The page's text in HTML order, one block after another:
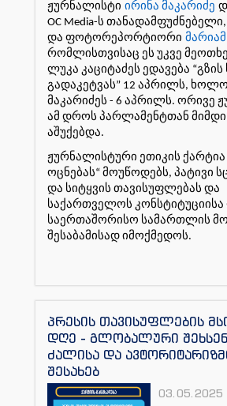
ჟურნალისტი ირინა მაკარიძე
OC Media-ს
და ფოტორეპორტიორი
რომლისთვისაც ეს უკვე მეოთხე
ლუკა კაციტაძეს ედავება
გადაკეტვას” 12 აპრილს,
მაკარიძეს - 6 აპრილს. ორივე
ამ დროს პარლამენტთან
აშუქებდა.
ჟურნალისტური ეთიკის
ოცნებას“ მოუწოდებს, პატივი
და სიტყვის თავისუფლებას და
საქართველოს კონსტიტუციისა
საერთაშორისო სამართლის
შესაბამისად იმოქმედოს.
პრესის თავისუფლების
დღე - გლობალური
ძალისა და
შესახებ
03.05.2025